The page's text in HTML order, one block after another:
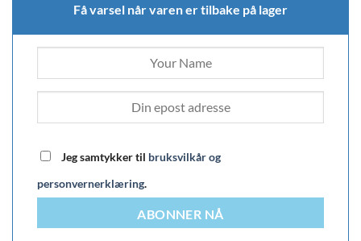
Få varsel når varen er tilbake på lager
Jeg samtykker til bruksvilkår og
personvernerklæring.
ABONNER NÅ